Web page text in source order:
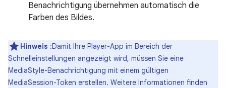
Benachrichtigung übernehmen automatisch die
Farben des Bildes.
Hinweis :Damit Ihre Player-App im Bereich der
Schnelleinstellungen angezeigt wird, müssen Sie eine
MediaStyle-Benachrichtigung mit einem gültigen
MediaSession-Token erstellen. Weitere Informationen finden